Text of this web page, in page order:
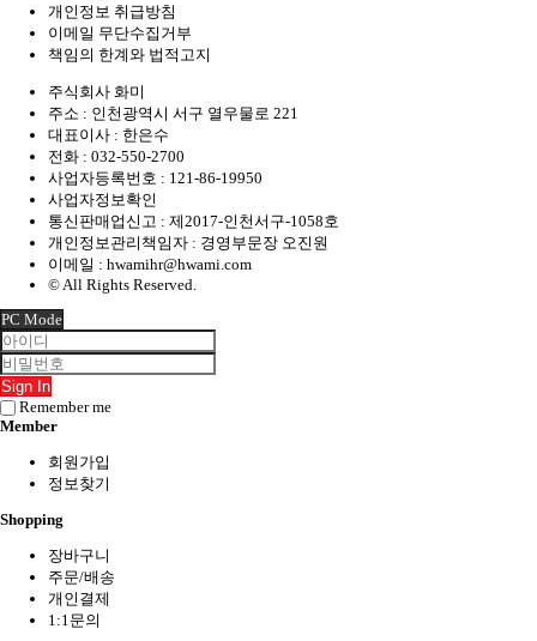
개인정보 취급방침
이메일 무단수집거부
책임의 한계와 법적고지
주식회사 화미
주소 : 인천광역시 서구 열우물로 221
대표이사 : 한은수
전화 : 032-550-2700
사업자등록번호 : 121-86-19950
사업자정보확인
통신판매업신고 : 제2017-인천서구-1058호
개인정보관리책임자 : 경영부문장 오진원
이메일 : hwamihr@hwami.com
© All Rights Reserved.
PC Mode
Sign In
Remember me
Member
회원가입
정보찾기
Shopping
장바구니
주문/배송
개인결제
1:1문의